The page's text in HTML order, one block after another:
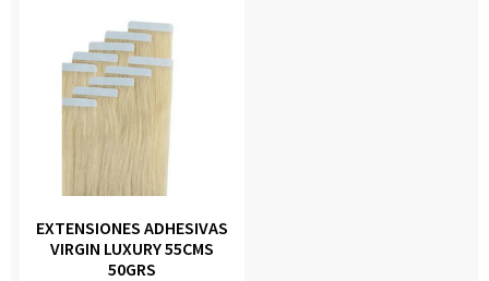
EXTENSIONES ADHESIVAS
VIRGIN LUXURY 55CMS
50GRS